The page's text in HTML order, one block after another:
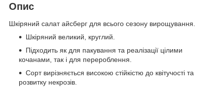
Опис
Шкіряний салат айсберг для всього сезону вирощування.
Шкіряний великий, круглий.
Підходить як для пакування та реалізації цілими
кочанами, так і для перероблення.
Сорт вирізняється високою стійкістю до квітучості та
розвитку некрозів.